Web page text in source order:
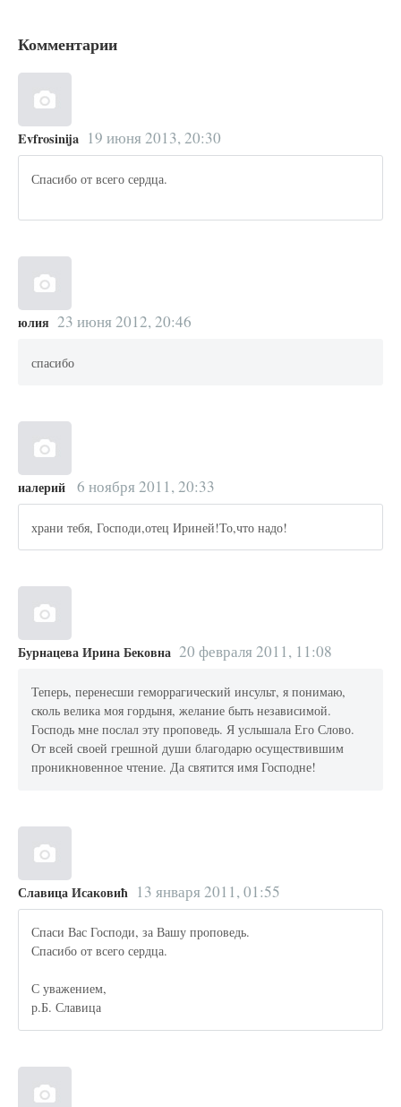
Комментарии
Evfrosinija 19 июня 2013, 20:30
Спасибо от всего сердца.
юлия 23 июня 2012, 20:46
спасибо
иалерий 6 ноября 2011, 20:33
храни тебя, Господи,отец Ириней!То,что надо!
Бурнацева Ирина Бековна 20 февраля 2011, 11:08
Теперь, перенесши геморрагический инсульт, я понимаю,
сколь велика моя гордыня, желание быть независимой.
Господь мне послал эту проповедь. Я услышала Его Слово.
От всей своей грешной души благодарю осуществившим
проникновенное чтение. Да святится имя Господне!
Славица Исаковић 13 января 2011, 01:55
Спаси Вас Господи, за Вашу проповедь.
Спасибо от всего сердца.
С уважением,
р.Б. Славица